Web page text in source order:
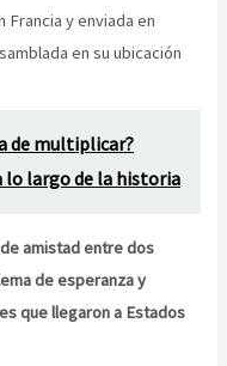
y enviada en
en su ubicación
de multiplicar?
lo largo de la historia
amistad entre dos
de esperanza y
que llegaron a Estados